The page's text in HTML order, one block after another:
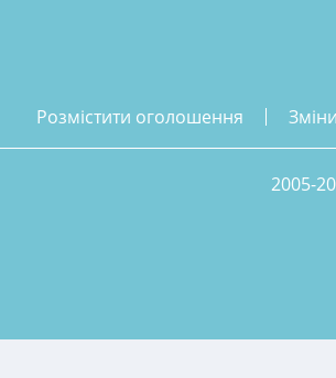
розмістити оголошення
2005-